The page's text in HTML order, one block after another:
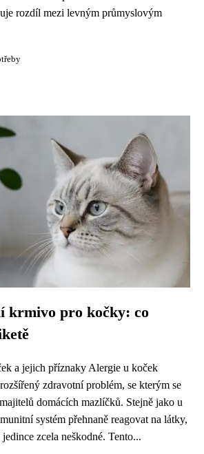
rozdíl mezi levným průmyslovým
krmivo pro kočky: co
a jejich příznaky Alergie u koček
zdravotní problém, se kterým se
domácích mazlíčků. Stejně jako u
systém přehnaně reagovat na látky,
zcela neškodné. Tento...